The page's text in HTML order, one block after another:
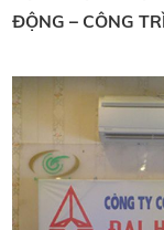
ĐỘNG – CÔNG